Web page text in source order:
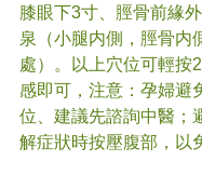
膝眼下3寸、脛骨前緣
泉（小腿内側，脛骨内
處）。以上穴位可輕按
感即可，注意：孕婦避
位、建議先諮詢中醫；
解症狀時按壓腹部，以